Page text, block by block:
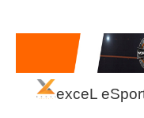
exceL